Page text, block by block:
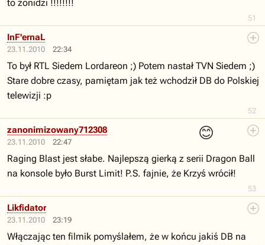
51
to żonidzi !!!!!!!!
23.11.2010 22:34
52
InF'ernaL
To był RTL Siedem Lordareon ;) Potem nastał TVN Siedem ;)
Stare dobre czasy, pamiętam jak też wchodził DB do Polskiej
telewizji :p
23.11.2010 22:47
😊
53
zanonimizowany712308
Raging Blast jest słabe. Najlepszą gierką z serii Dragon Ball
na konsole było Burst Limit! P.S. fajnie, że Krzyś wrócił!
23.11.2010 23:19
Likfidator
Włączając ten filmik pomyślałem, że w końcu jakiś DB na